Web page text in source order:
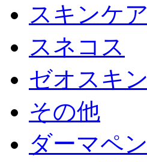
スキンケア
スネコス
ゼオスキン
その他
ダーマペン